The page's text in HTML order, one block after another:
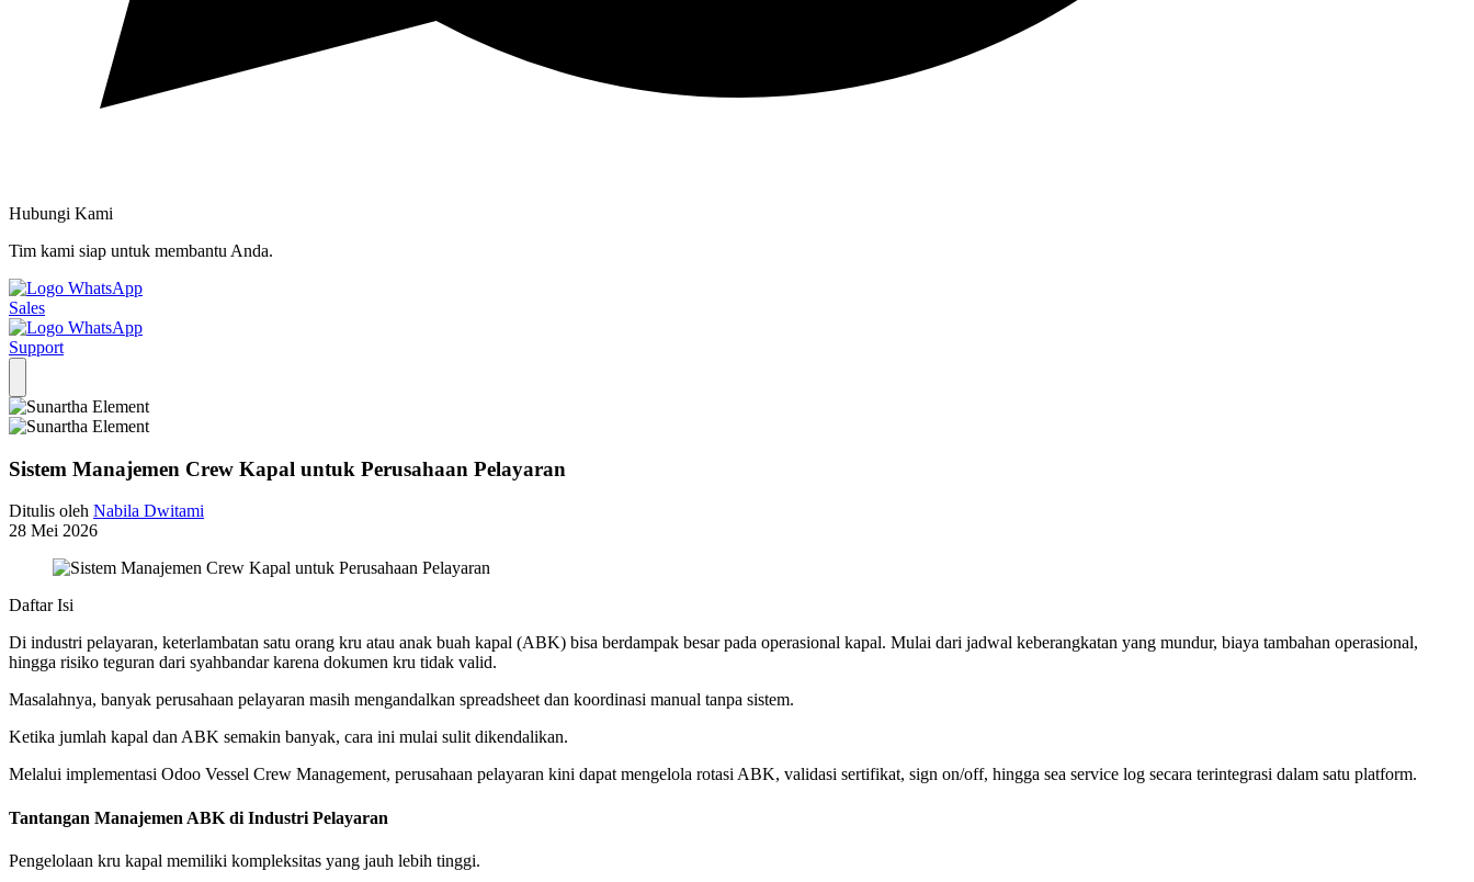
Hubungi Kami
Tim kami siap untuk membantu Anda.
Sales
Support
Sistem Manajemen Crew Kapal untuk Perusahaan Pelayaran
Ditulis oleh Nabila Dwitami
28 Mei 2026
Daftar Isi
Di industri pelayaran, keterlambatan satu orang kru atau anak buah kapal (ABK) bisa berdampak besar pada operasional kapal. Mulai dari jadwal keberangkatan yang mundur, biaya tambahan operasional,
hingga risiko teguran dari syahbandar karena dokumen kru tidak valid.
Masalahnya, banyak perusahaan pelayaran masih mengandalkan spreadsheet dan koordinasi manual tanpa sistem.
Ketika jumlah kapal dan ABK semakin banyak, cara ini mulai sulit dikendalikan.
Melalui implementasi Odoo Vessel Crew Management, perusahaan pelayaran kini dapat mengelola rotasi ABK, validasi sertifikat, sign on/off, hingga sea service log secara terintegrasi dalam satu platform.
Tantangan Manajemen ABK di Industri Pelayaran
Pengelolaan kru kapal memiliki kompleksitas yang jauh lebih tinggi.